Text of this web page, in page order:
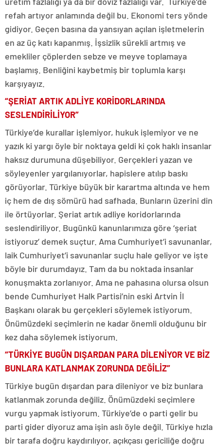
refah artıyor anlamında değil bu. Ekonomi ters yönde
gidiyor. Geçen basına da yansıyan açılan işletmelerin
en az üç katı kapanmış. İşsizlik sürekli artmış ve
emekliler çöplerden sebze ve meyve toplamaya
başlamış. Benliğini kaybetmiş bir toplumla karşı
karşıyayız.
“ŞERİAT ARTIK ADLİYE KORİDORLARINDA
SESLENDİRİLİYOR”
Türkiye’de kurallar işlemiyor, hukuk işlemiyor ve ne
yazık ki yargı öyle bir noktaya geldi ki çok haklı insanlar
haksız durumuna düşebiliyor. Gerçekleri yazan ve
söyleyenler yargılanıyorlar, hapislere atılıp baskı
görüyorlar. Türkiye büyük bir karartma altında ve hem
iç hem de dış sömürü had safhada. Bunların üzerini din
ile örtüyorlar. Şeriat artık adliye koridorlarında
seslendiriliyor. Bugünkü kanunlarımıza göre ‘şeriat
istiyoruz’ demek suçtur. Ama Cumhuriyet’i savunanlar,
laik Cumhuriyet’i savunanlar suçlu hale geliyor ve işte
böyle bir durumdayız. Tam da bu noktada insanlar
konuşmakta zorlanıyor. Ama ne pahasına olursa olsun
bende Cumhuriyet Halk Partisi’nin eski Artvin İl
Başkanı olarak bu gerçekleri söylemek istiyorum.
Önümüzdeki seçimlerin ne kadar önemli olduğunu bir
kez daha söylemek istiyorum.
“TÜRKİYE BUGÜN DIŞARDAN PARA DİLENİYOR VE BİZ
BUNLARA KATLANMAK ZORUNDA DEĞİLİZ”
Türkiye bugün dışardan para dileniyor ve biz bunlara
katlanmak zorunda değiliz. Önümüzdeki seçimlere
vurgu yapmak istiyorum. Türkiye’de o parti gelir bu
parti gider diyoruz ama işin aslı öyle değil. Türkiye hızla
bir tarafa doğru kaydırılıyor, açıkçası gericiliğe doğru